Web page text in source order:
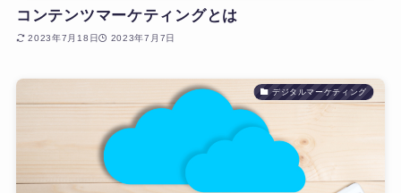
コンテンツマーケティングとは
2023年7月18日 2023年7月7日
デジタルマーケティング